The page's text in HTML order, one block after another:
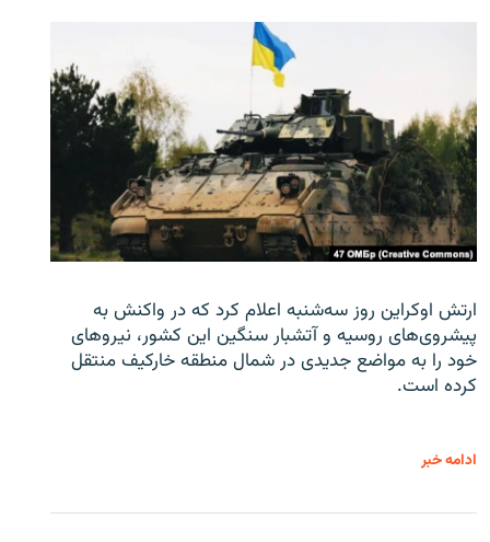
ارتش اوکراین روز سه‌شنبه اعلام کرد که در واکنش به
پیشروی‌های روسیه و آتشبار سنگین این کشور، نیروهای
خود را به مواضع جدیدی در شمال منطقه خارکیف منتقل
کرده است.
ادامه خبر